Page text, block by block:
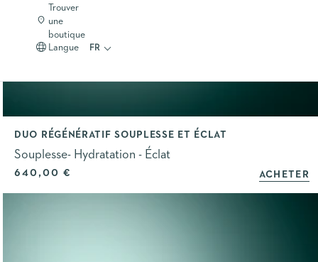
Trouver
une
boutique
Langue
FR
DUO RÉGÉNÉRATIF SOUPLESSE ET ÉCLAT
Souplesse- Hydratation - Éclat
Prix de vente
640,00 € ACHETER